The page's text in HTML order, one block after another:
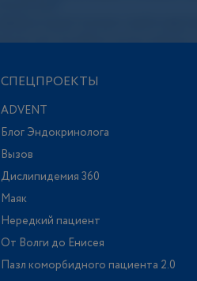
СПЕЦПРОЕКТЫ
ADVENT
Блог Эндокринолога
Вызов
Дислипидемия 360
Маяк
Нередкий пациент
От Волги до Енисея
Пазл коморбидного пациента 2.0